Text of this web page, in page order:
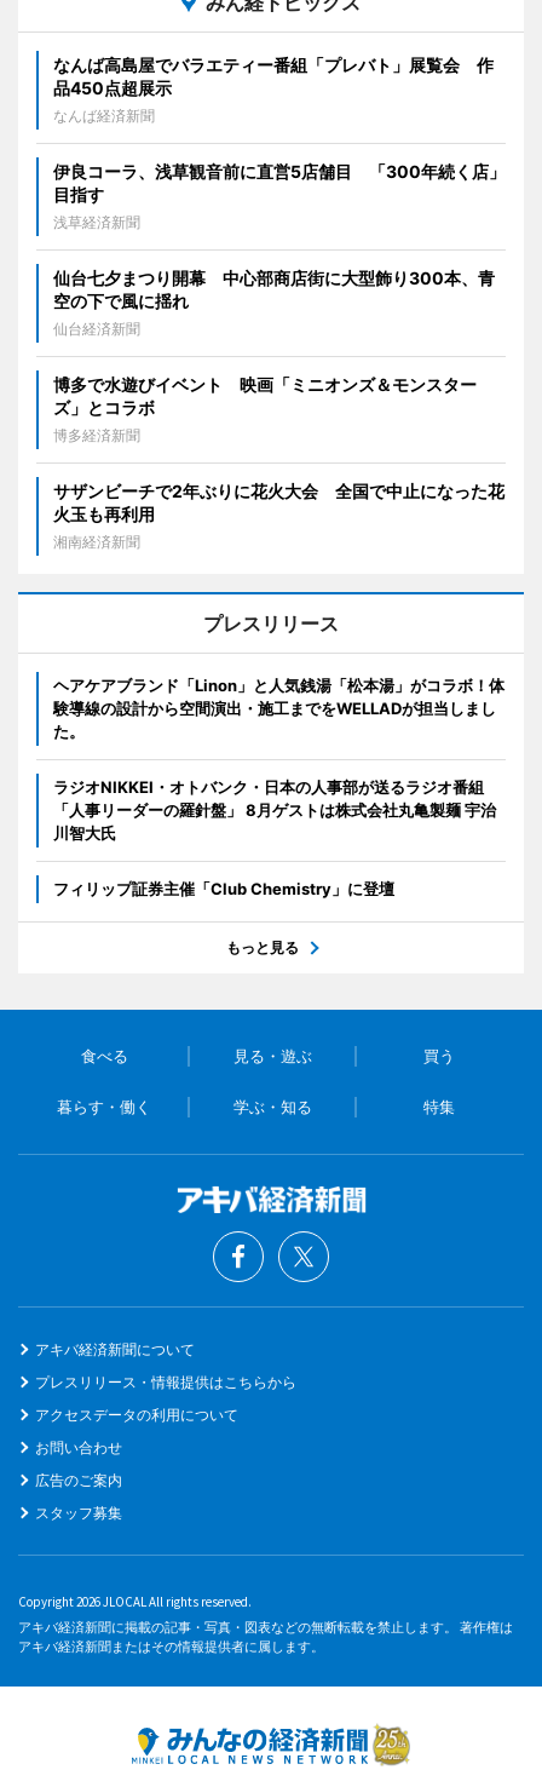
なんば高島屋でバラエティー番組「プレバト」展覧会 作
品450点超展示
なんば経済新聞
伊良コーラ、浅草観音前に直営5店舗目 「300年続く店」
目指す
浅草経済新聞
仙台七夕まつり開幕 中心部商店街に大型飾り300本、青
空の下で風に揺れ
仙台経済新聞
博多で水遊びイベント 映画「ミニオンズ＆モンスター
ズ」とコラボ
博多経済新聞
サザンビーチで2年ぶりに花火大会 全国で中止になった花
火玉も再利用
湘南経済新聞
プレスリリース
ヘアケアブランド「Linon」と人気銭湯「松本湯」がコラボ！体
験導線の設計から空間演出・施工までをWELLADが担当しまし
た。
ラジオNIKKEI・オトバンク・日本の人事部が送るラジオ番組
「人事リーダーの羅針盤」 8月ゲストは株式会社丸亀製麺 宇治
川智大氏
フィリップ証券主催「Club Chemistry」に登壇
もっと見る
食べる 見る・遊ぶ 買う
暮らす・働く 学ぶ・知る 特集
アキバ経済新聞について
プレスリリース・情報提供はこちらから
アクセスデータの利用について
お問い合わせ
広告のご案内
スタッフ募集
Copyright 2026 JLOCAL All rights reserved.
アキバ経済新聞に掲載の記事・写真・図表などの無断転載を禁止します。 著作権は
アキバ経済新聞またはその情報提供者に属します。